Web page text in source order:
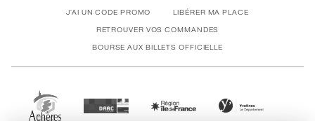
J'AI UN CODE PROMO LIBÉRER MA PLACE
RETROUVER VOS COMMANDES
BOURSE AUX BILLETS OFFICIELLE